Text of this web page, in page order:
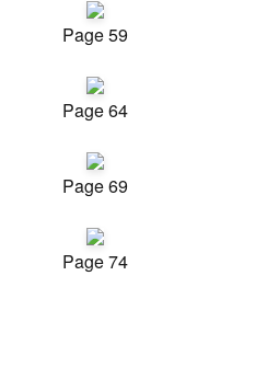
Page 59
Page 64
Page 69
Page 74